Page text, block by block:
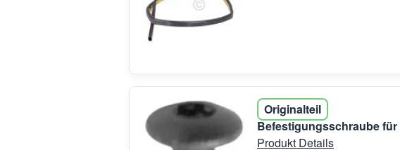
Originalteil
Befestigungsschraube für
Produkt Details